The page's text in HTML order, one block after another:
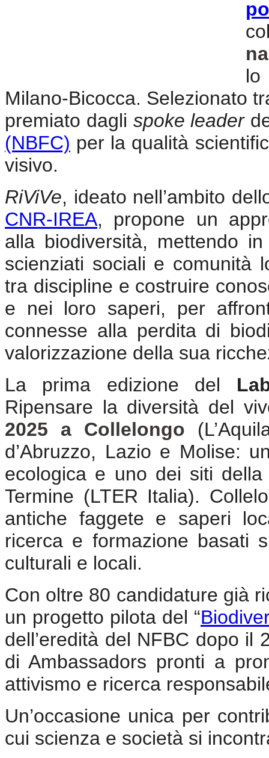
lo
Milano-Bicocca. Selezionato
premiato dagli spoke leader
(NBFC) per la qualità
visivo.
RiViVe, ideato nell’ambito
CNR-IREA, propone un
alla biodiversità, mettendo
scienziati sociali e comunità
tra discipline e costruire
e nei loro saperi, per
connesse alla perdita di
valorizzazione della sua
La prima edizione del
Ripensare la diversità del
2025 a Collelongo
d’Abruzzo, Lazio e Molise:
ecologica e uno dei siti
Termine (LTER Italia).
antiche faggete e saperi
ricerca e formazione basati
culturali e locali.
Con oltre 80 candidature già
un progetto pilota del “
dell’eredità del NFBC dopo
di Ambassadors pronti a
attivismo e ricerca
Un’occasione unica per
cui scienza e società si